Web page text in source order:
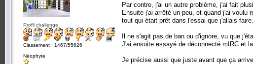
Profil challenge
Classement : 1467/55626
Néophyte
Par contre, j'ai un autre problème, j'ai fait
Ensuite j'ai arrêté un peu, et quand j'ai voulu
tout qui était prêt dans l'essai que j'allais faire.
Il ne s'agit pas de ban ou d'ignore, vu que
J'ai ensuite essayé de déconnecté mIRC et
Je précise aussi que juste avant que ça